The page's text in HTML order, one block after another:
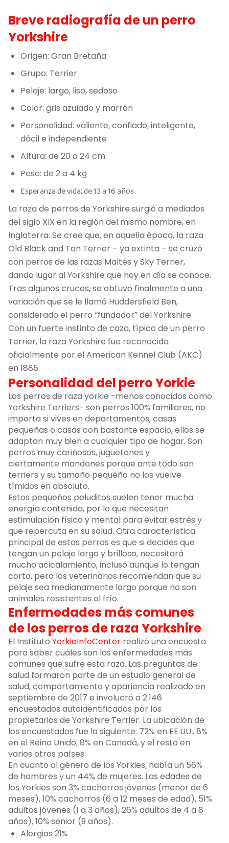
Breve radiografía de un perro
Yorkshire
Origen: Gran Bretaña
Grupo: Terrier
Pelaje: largo, liso, sedoso
Color: gris azulado y marrón
Personalidad: valiente, confiado, inteligente,
dócil e independiente
Altura: de 20 a 24 cm
Peso: de 2 a 4 kg
Esperanza de vida: de 13 a 16 años
La raza de perros de Yorkshire surgió a mediados
del siglo XIX en la región del mismo nombre, en
Inglaterra. Se cree que, en aquella época, la raza
Old Black and Tan Terrier – ya extinta – se cruzó
con perros de las razas Maltés y Sky Terrier,
dando lugar al Yorkshire que hoy en día se conoce.
Tras algunos cruces, se obtuvo finalmente a una
variación que se le llamó Huddersfield Ben,
considerado el perro “fundador” del Yorkshire.
Con un fuerte instinto de caza, típico de un perro
Terrier, la raza Yorkshire fue reconocida
oficialmente por el American Kennel Club (AKC)
en 1885.
Personalidad del perro Yorkie
Los perros de raza yorkie -menos conocidos como
Yorkshire Terriers- son perros 100% familiares, no
importa si vives en departamentos, casas
pequeñas o casas con bastante espacio, ellos se
adaptan muy bien a cualquier tipo de hogar. Son
perros muy cariñosos, juguetones y
ciertamente mandones porque ante todo son
terriers y su tamaño pequeño no los vuelve
tímidos en absoluto.
Estos pequeños peluditos suelen tener mucha
energía contenida, por lo que necesitan
estimulación física y mental para evitar estrés y
que repercuta en su salud. Otra característica
principal de estos perros es que si decides que
tengan un pelaje largo y brilloso, necesitará
mucho acicalamiento, incluso aunque lo tengan
corto, pero los veterinarios recomiendan que su
pelaje sea medianamente largo porque no son
animales resistentes al frío.
Enfermedades más comunes
de los perros de raza Yorkshire
El Instituto YorkieInfoCenter realizó una encuesta
para saber cuáles son las enfermedades más
comunes que sufre esta raza. Las preguntas de
salud formaron parte de un estudio general de
salud, comportamiento y apariencia realizado en
septiembre de 2017 e involucró a 2.146
encuestados autoidentificados por los
propietarios de Yorkshire Terrier. La ubicación de
los encuestados fue la siguiente: 72% en EE.UU., 8%
en el Reino Unido, 8% en Canadá, y el resto en
varios otros países.
En cuanto al género de los Yorkies, había un 56%
de hombres y un 44% de mujeres. Las edades de
los Yorkies son 3% cachorros jóvenes (menor de 6
meses), 10% cachorros (6 a 12 meses de edad), 51%
adultos jóvenes (1 a 3 años), 26% adultos de 4 a 8
años), 10% senior (9 años).
Alergias 21%